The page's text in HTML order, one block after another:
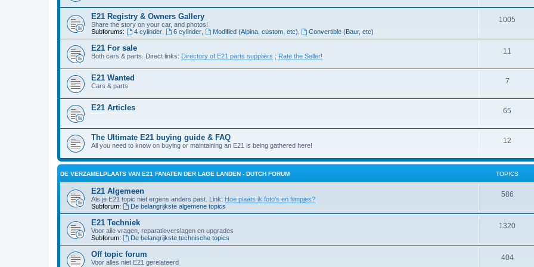
E21 Registry & Owners Gallery
Share the story on your car, and photos!
Subforums:
4 cylinder, 6 cylinder, Modified (Alpina, custom, etc) Convertible (Baur, etc)
1005
E21 For sale
Both cars & parts. Direct links: Directory of E21 parts suppliers ; Rate the Seller!
11
E21 Wanted
Cars & parts
7
E21 Articles 65
The Ultimate E21 buying guide & FAQ
All you need to know on buying or maintaining an E21 is being gathered here!
12
DE VERZAMELPLAATS VAN E21 FANATEN DER LAGE LANDEN - DUTCH FORUM TOPICS
E21 Algemeen
Als je E21 topic niet ergens anders past. Link: Hoe plaats ik foto's en filmpjes?
Subforum:
De belangrijkste algemene topics
586
E21 Techniek
Voor alle vragen, reparatieverslagen en upgrades
Subforum:
De belangrijkste technische topics
1320
Off topic forum
Voor alles niet E21 gerelateerd
404